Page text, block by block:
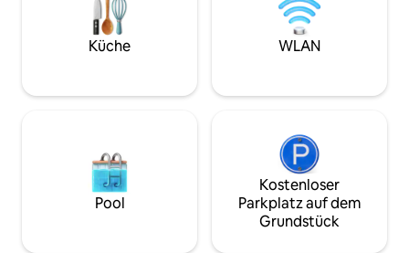
Esszimmer mit Tisch und Schrank.
Außerdem Waschmaschine,
Geschirrspüler, Backofen, Mikrowelle,
separaten Parkplatz zu mieten.
Mahlzeiten im
nur eine 5-
Stränden von
und Komfort an
Küche WLAN
Pool
Kostenloser
Parkplatz auf dem
Grundstück